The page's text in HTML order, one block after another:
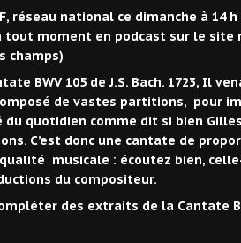
réseau national ce dimanche à
tout moment en podcast sur le site
champs)
BWV 105 de J.S. Bach. 1723, Il
de vastes partitions, pour
du quotidien comme dit si bien
C’est donc une cantate de
musicale : écoutez bien,
du compositeur.
des extraits de la Cantate